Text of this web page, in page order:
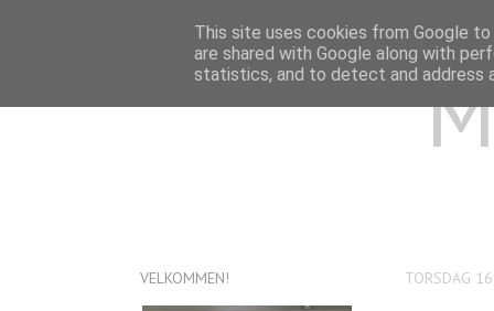
TORSDAG
VELKOMMEN!
This site uses cookies from Google
are shared with Google along with
statistics, and to detect and address